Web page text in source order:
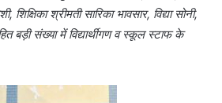
श्रीमती सारिका भावसार, विद्या सोनी,
बड़ी संख्या में विद्यार्थीगण व स्कूल स्टाफ के